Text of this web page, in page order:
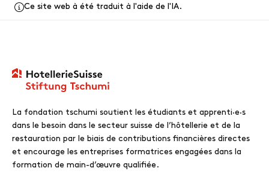
Ce site web à été traduit à l'aide de l'IA.
La fondation tschumi soutient les étudiants et apprenti·e·s
dans le besoin dans le secteur suisse de l’hôtellerie et de la
restauration par le biais de contributions financières directes
et encourage les entreprises formatrices engagées dans la
formation de main-d’œuvre qualifiée.